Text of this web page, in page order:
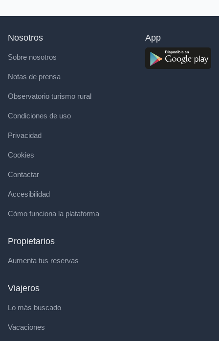
Nosotros
Sobre nosotros
Notas de prensa
Observatorio turismo rural
Condiciones de uso
Privacidad
Cookies
Contactar
Accesibilidad
Cómo funciona la plataforma
Propietarios
Aumenta tus reservas
Viajeros
Lo más buscado
Vacaciones
App